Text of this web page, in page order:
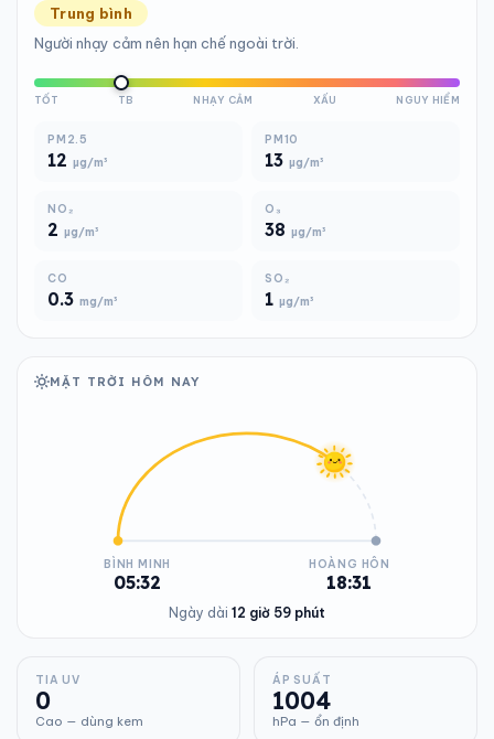
Trung bình
Người nhạy cảm nên hạn chế ngoài trời.
TỐT TB NHẠY CẢM XẤU NGUY HIỂM
PM2.5
12 µg/m³
PM10
13 µg/m³
NO₂
2 µg/m³
O₃
38 µg/m³
CO
0.3 mg/m³
SO₂
1 µg/m³
MẶT TRỜI HÔM NAY
BÌNH MINH
05:32
HOÀNG HÔN
18:31
Ngày dài 12 giờ 59 phút
TIA UV
0
Cao — dùng kem
ÁP SUẤT
1004
hPa — ổn định